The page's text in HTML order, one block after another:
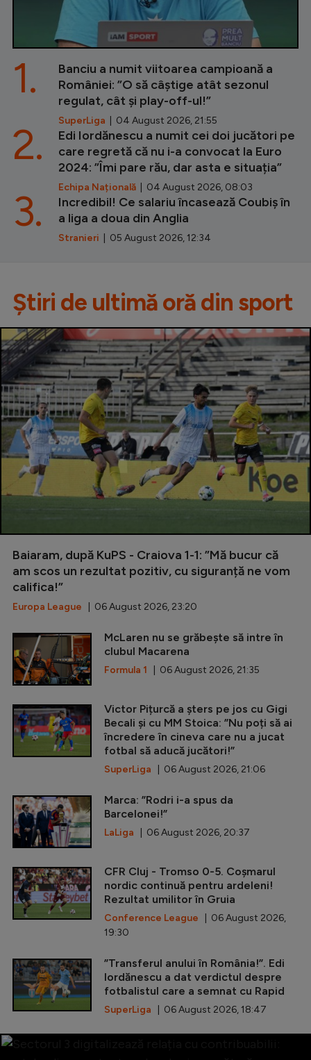
Banciu a numit viitoarea campioană a
României: ”O să câștige atât sezonul
regulat, cât și play-off-ul!”
SuperLiga | 04 August 2026, 21:55
1.
Edi Iordănescu a numit cei doi jucători pe
care regretă că nu i-a convocat la Euro
2024: ”Îmi pare rău, dar asta e situația”
Echipa Națională | 04 August 2026, 08:03
2.
Incredibil! Ce salariu încasează Coubiș în
a liga a doua din Anglia
Stranieri | 05 August 2026, 12:34
3.
Știri de ultimă oră din sport
Baiaram, după KuPS - Craiova 1-1: ”Mă bucur că
am scos un rezultat pozitiv, cu siguranță ne vom
califica!”
Europa League | 06 August 2026, 23:20
McLaren nu se grăbește să intre în
clubul Macarena
Formula 1 | 06 August 2026, 21:35
Victor Pițurcă a șters pe jos cu Gigi
Becali și cu MM Stoica: ”Nu poți să ai
încredere în cineva care nu a jucat
fotbal să aducă jucători!”
SuperLiga | 06 August 2026, 21:06
Marca: ”Rodri i-a spus da
Barcelonei!”
LaLiga | 06 August 2026, 20:37
CFR Cluj - Tromso 0-5. Coșmarul
nordic continuă pentru ardeleni!
Rezultat umilitor în Gruia
Conference League | 06 August 2026,
19:30
”Transferul anului în România!”. Edi
Iordănescu a dat verdictul despre
fotbalistul care a semnat cu Rapid
SuperLiga | 06 August 2026, 18:47